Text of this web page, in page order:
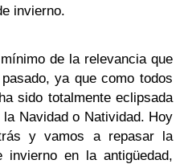
invierno.
de la relevancia que
ya que como todos
sido totalmente eclipsada
Navidad o Natividad. Hoy
y vamos a repasar la
invierno en la antigüedad,